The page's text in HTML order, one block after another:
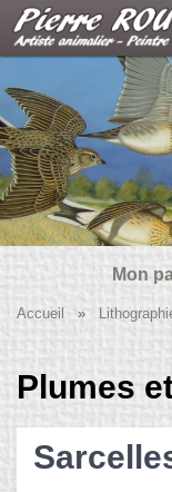
Mon
Accueil »
Plumes